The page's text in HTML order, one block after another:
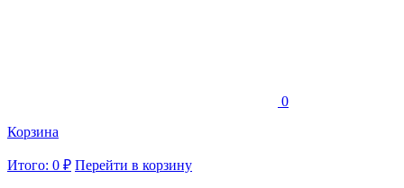
0
Корзина
Итого: 0 ₽ Перейти в корзину